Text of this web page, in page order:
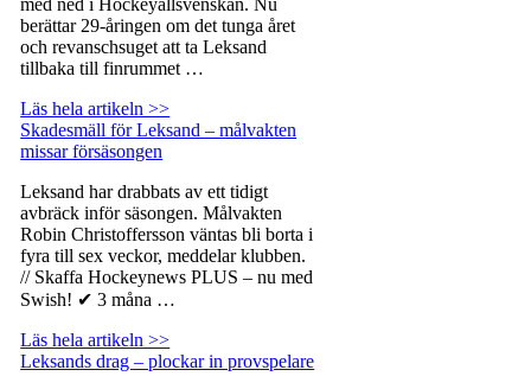
berättar 29-åringen om det tunga året
och revanschsuget att ta Leksand
tillbaka till finrummet …
Läs hela artikeln >>
Skadesmäll för Leksand – målvakten
missar försäsongen
Leksand har drabbats av ett tidigt
avbräck inför säsongen. Målvakten
Robin Christoffersson väntas bli borta i
fyra till sex veckor, meddelar klubben.
// Skaffa Hockeynews PLUS – nu med
Swish! ✔ 3 måna …
Läs hela artikeln >>
Leksands drag – plockar in provspelare